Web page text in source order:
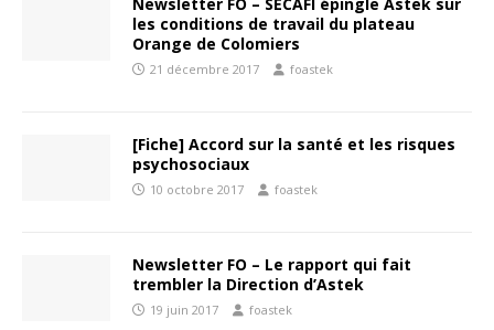
les conditions de travail du plateau
Orange de Colomiers
21 décembre 2017 foastek
[Fiche] Accord sur la santé et les risques
psychosociaux
10 octobre 2017 foastek
Newsletter FO – Le rapport qui fait
trembler la Direction d’Astek
19 juin 2017 foastek